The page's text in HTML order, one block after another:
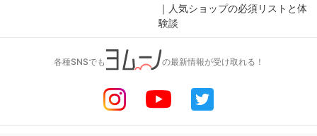
｜人気ショップの必須リストと体
験談
各種SNSでも の最新情報が受け取れる！